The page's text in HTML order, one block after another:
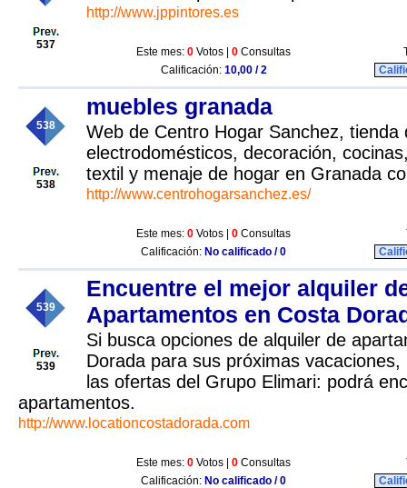
537
http://www.jppintores.es
Este mes: 0 Votos | 0 Consultas
Calificación: 10,00 / 2
538
538
muebles granada
Web de Centro Hogar Sanchez, tienda
electrodomésticos, decoración,
textil y menaje de hogar en Granada
http://www.centrohogarsanchez.es/
Este mes: 0 Votos | 0 Consultas
Calificación: No calificado / 0
539
539
Encuentre el mejor alquiler
Apartamentos en Costa
Si busca opciones de alquiler de
Dorada para sus próximas
las ofertas del Grupo Elimari: podrá
apartamentos.
http://www.locationcostadorada.com
Este mes: 0 Votos | 0 Consultas
Calificación: No calificado / 0